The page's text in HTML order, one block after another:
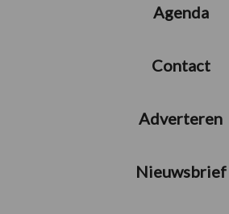
Agenda
Contact
Adverteren
Nieuwsbrief